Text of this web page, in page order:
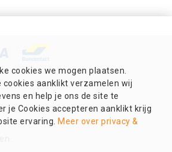
cookies we mogen plaatsen.
cookies aanklikt verzamelen wij
en help je ons de site te
je Cookies accepteren aanklikt krijg
ervaring.
Meer over privacy &